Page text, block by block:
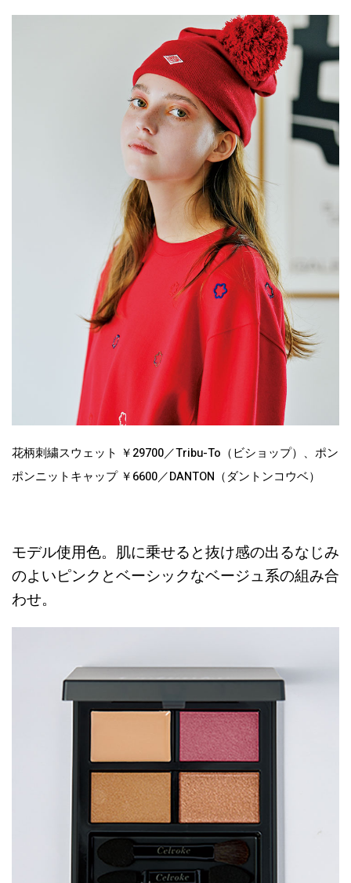
花柄刺繍スウェット ￥29700／Tribu-To（ビショップ）、ポン
ポンニットキャップ ￥6600／DANTON（ダントンコウベ）
モデル使用色。肌に乗せると抜け感の出るなじみ
のよいピンクとベーシックなベージュ系の組み合
わせ。